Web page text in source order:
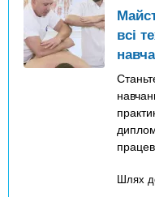
всі
Шлях